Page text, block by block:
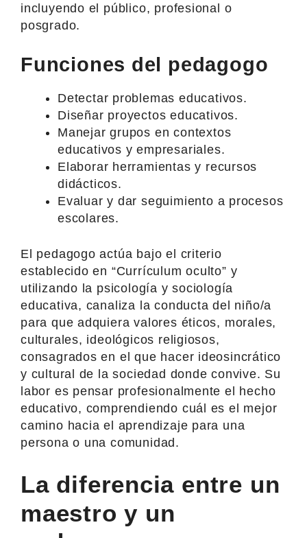
incluyendo el público, profesional o
posgrado.
Funciones del pedagogo
Detectar problemas educativos.
Diseñar proyectos educativos.
Manejar grupos en contextos
educativos y empresariales.
Elaborar herramientas y recursos
didácticos.
Evaluar y dar seguimiento a procesos
escolares.
El pedagogo actúa bajo el criterio
establecido en “Currículum oculto” y
utilizando la psicología y sociología
educativa, canaliza la conducta del niño/a
para que adquiera valores éticos, morales,
culturales, ideológicos religiosos,
consagrados en el que hacer ideosincrático
y cultural de la sociedad donde convive. Su
labor es pensar profesionalmente el hecho
educativo, comprendiendo cuál es el mejor
camino hacia el aprendizaje para una
persona o una comunidad.
La diferencia entre un
maestro y un